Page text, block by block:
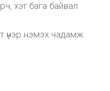
хэт бага байвал
үнэр нэмэх чадамж